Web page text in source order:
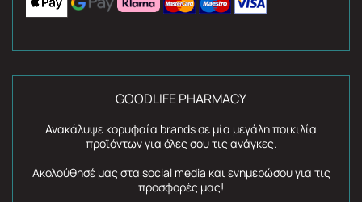
GOODLIFE PHARMACY
Ανακάλυψε κορυφαία brands σε μία μεγάλη ποικιλία
προϊόντων για όλες σου τις ανάγκες.
Ακολούθησέ μας στα social media και ενημερώσου για τις
προσφορές μας!